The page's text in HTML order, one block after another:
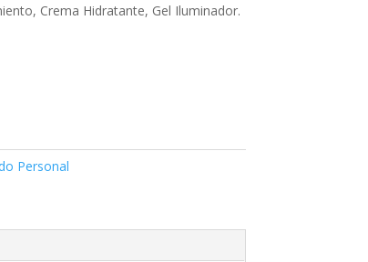
Crema Hidratante, Gel Iluminador.
Personal